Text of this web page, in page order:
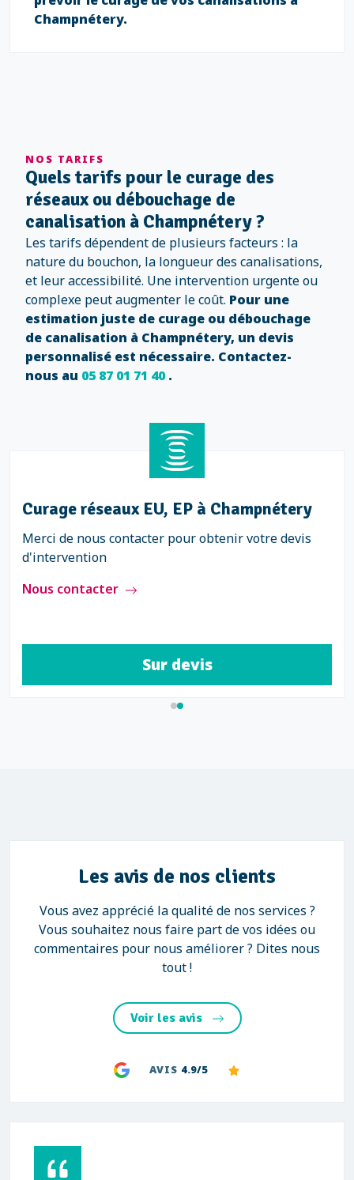
Champnétery.
NOS TARIFS
Quels tarifs pour le curage des
réseaux ou débouchage de
canalisation à Champnétery ?
Les tarifs dépendent de plusieurs facteurs : la
nature du bouchon, la longueur des canalisations,
et leur accessibilité. Une intervention urgente ou
complexe peut augmenter le coût. Pour une
estimation juste de curage ou débouchage
de canalisation à Champnétery, un devis
personnalisé est nécessaire. Contactez-
nous au 05 87 01 71 40.
Curage réseaux EU, EP à Champnétery
Merci de nous contacter pour obtenir votre devis
d'intervention
Nous contacter
Sur devis
Les avis de nos clients
Vous avez apprécié la qualité de nos services ?
Vous souhaitez nous faire part de vos idées ou
commentaires pour nous améliorer ? Dites nous
tout !
Voir les avis
AVIS 4.9/5